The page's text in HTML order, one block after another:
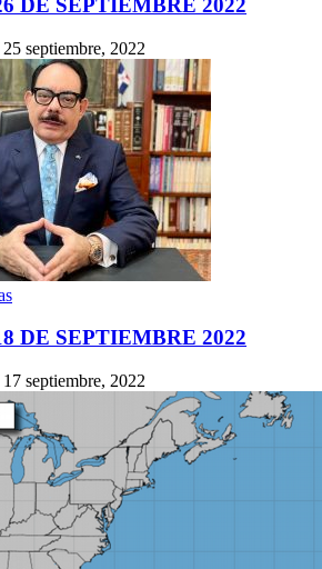
DE SEPTIEMBRE 2022
25 septiembre, 2022
DE SEPTIEMBRE 2022
17 septiembre, 2022